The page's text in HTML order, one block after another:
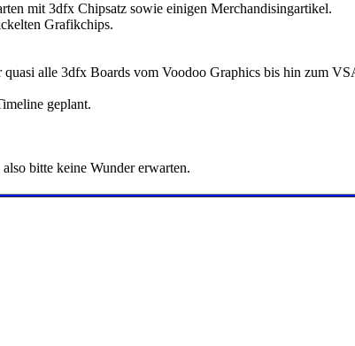
mit 3dfx Chipsatz sowie einigen Merchandisingartikel.
Grafikchips.
alle 3dfx Boards vom Voodoo Graphics bis hin zum
geplant.
bitte keine Wunder erwarten.